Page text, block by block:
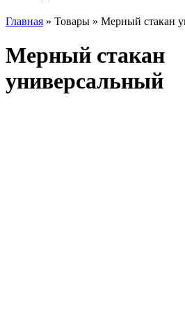
Главная » Товары » Мерный стакан
Мерный стакан
универсальный